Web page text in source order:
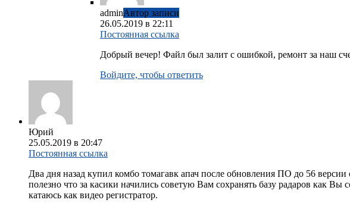
adminАвтор записи
26.05.2019 в 22:11
Постоянная ссылка
Добрый вечер! Файл был залит с ошибкой, ремонт за наш
Войдите, чтобы ответить
Юрий
25.05.2019 в 20:47
Постоянная ссылка
Два дня назад купил комбо томагавк апач после обновления ПО до 56 версии
полезно что за касики начились советую Вам сохранять базу радаров как
катаюсь как видео регистратор.